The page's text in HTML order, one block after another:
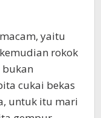
yaitu
rokok
bukan
cukai bekas
untuk itu mari